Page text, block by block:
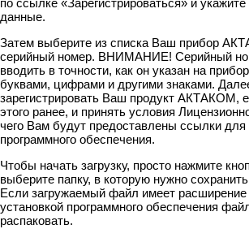
по ссылке «Зарегистрироваться» и
данные.
Затем выберите из списка Ваш прибор
серийный номер. ВНИМАНИЕ! Серийный
вводить в точности, как он указан на
буквами, цифрами и другими знаками.
зарегистрировать Ваш продукт АКТАКОМ,
этого ранее, и принять условия
чего Вам будут предоставлены ссылки для
программного обеспечения.
Чтобы начать загрузку, просто нажмите
выберите папку, в которую нужно
Если загружаемый файл имеет расширение
установкой программного обеспечения
распаковать.